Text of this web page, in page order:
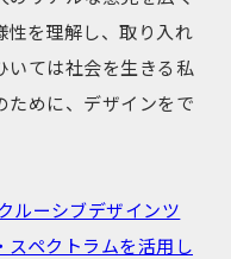
性を理解し、取り入れ
いては社会を生きる私
ために、デザインをで
ルーシブデザインツ
スペクトラムを活用し